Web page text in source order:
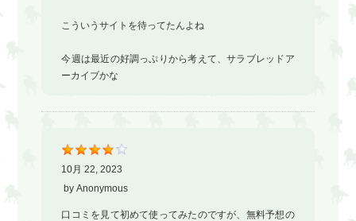
こういうサイトを待ってたんよね
今週は最近の好調っぷりから考えて、サラブレッドア
ーカイブかな
10月 22, 2023
byAnonymous
口コミを見て初めて使ってみたのですが、無料予想の